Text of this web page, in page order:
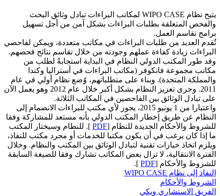
يتيح نظام WIPO CASE لمكاتب البراءات تبادل وثائق البحث
والفحص المتعلقة بطلبات البراءات بشكل آمن من أجل تسهيل
برامج تقاسم العمل.
تُقدم العديد من طلبات البراءات في مكاتب متعددة، ويمكن لفاحصي
البراءات زيادة كفاءة عملهم وجودته من خلال تقاسم نتائج فحصهم.
وقد طور المكتب الدولي النظام في البداية استجابةً لطلب من
مكاتب مجموعة فانكوفر (مكاتب البراءات في أستراليا وكندا
والمملكة المتحدة). وبناء على متطلباتهم، وُضع نظام أولي في عام
2011. وجرى تعزيز النظام بشكل أكبر خلال عام 2012 وهو يعمل الآن
على تبادل الوثائق بين الفاحصين في المكاتب الثلاثة.
​​​​​​​واعتبارا من 1 يونيو 2015، يجوز لأي مكتب للبراءات الانضمام إلى
النظام عن طريق إخطار المكتب الدولي بأنه مستعد للمشاركة وفقا
للشروط والأحكام الجديدة للنظام [PDF ]. للنطام وسيختار المكتب
ما إذا كان يرغب في أن يكون مكتبا للخدمات أو مجرد مكتب للنفاذ،
ويلزم اتخاذ خيارات تقنية لتبادل الوثائق بين المكتب والنظام. وخلال
الفترة الانتقالية، لا تزال بعض المكاتب تشارك وفقا للصيغة السابقة
للشروط والأحكام [PDF
].
النفاذ إلى نظام WIPO CASE
الشروط والأحكام
الفريق الاستشاري ويكي